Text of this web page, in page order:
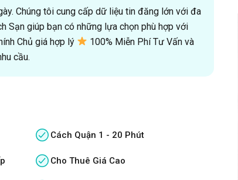
Chúng tôi cung cấp dữ liệu tin đăng lớn với đa
Sạn giúp bạn có những lựa chọn phù hợp với
Chủ giá hợp lý
100% Miễn Phí Tư Vấn và
cầu.
Cách Quận 1 - 20 Phút
Cho Thuê Giá Cao